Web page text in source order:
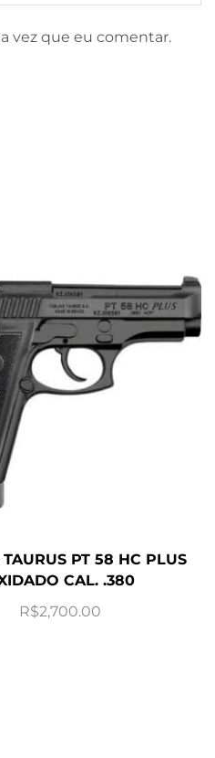
vez que eu comentar.
PT 58 HC PLUS
CAL. .380
R$2,700.00